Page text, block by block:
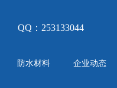
QQ：253133044
防水材料 企业动态